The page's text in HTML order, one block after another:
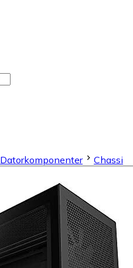
Datorkomponenter Chassi